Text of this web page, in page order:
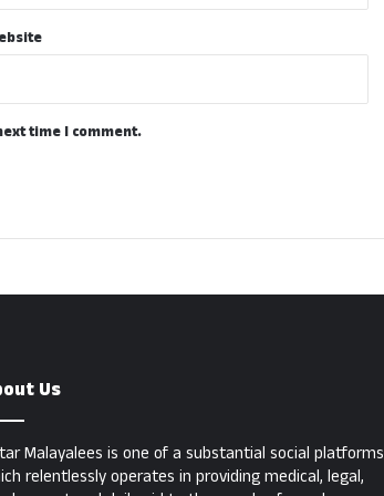
time I comment.
Us
Malayalees is one of a substantial social platforms
relentlessly operates in providing medical, legal,